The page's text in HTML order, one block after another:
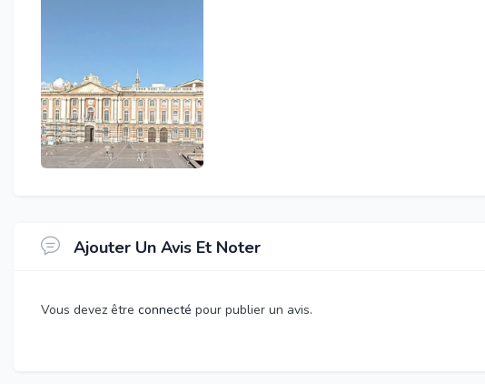
Ajouter Un Avis Et Noter
Vous devez être connecté pour publier un avis.